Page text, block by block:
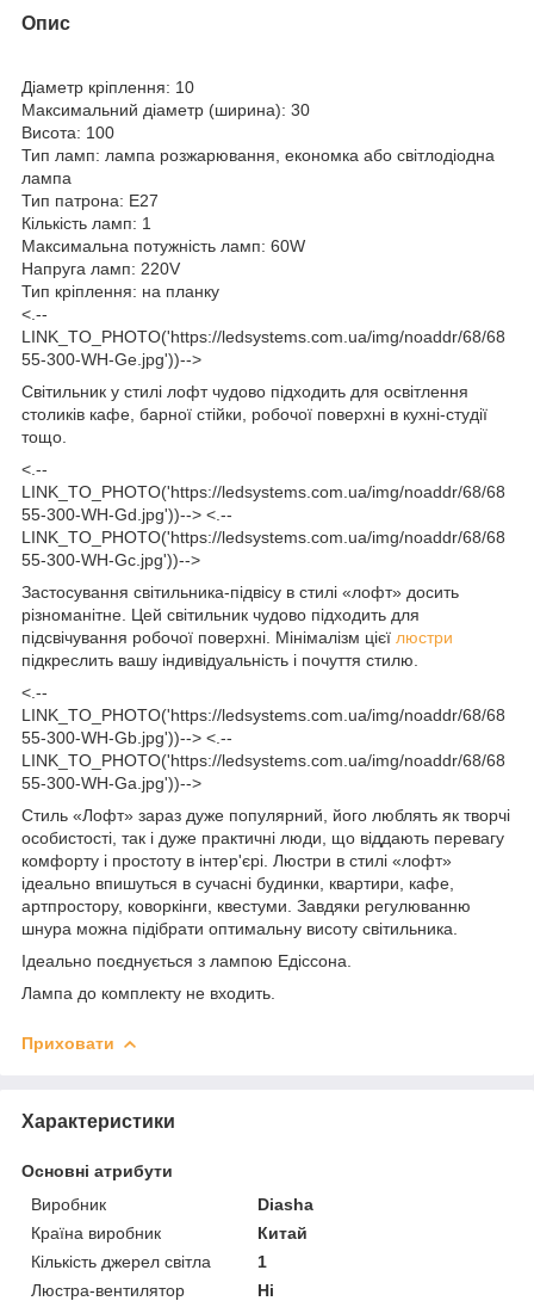
Опис
Діаметр кріплення: 10
Максимальний діаметр (ширина): 30
Висота: 100
Тип ламп: лампа розжарювання, економка або світлодіодна
лампа
Тип патрона: E27
Кількість ламп: 1
Максимальна потужність ламп: 60W
Напруга ламп: 220V
Тип кріплення: на планку
<.--
LINK_TO_PHOTO('https://ledsystems.com.ua/img/noaddr/68/68
55-300-WH-Ge.jpg'))-->
Світильник у стилі лофт чудово підходить для освітлення
столиків кафе, барної стійки, робочої поверхні в кухні-студії
тощо.
<.--
LINK_TO_PHOTO('https://ledsystems.com.ua/img/noaddr/68/68
55-300-WH-Gd.jpg'))--> <.--
LINK_TO_PHOTO('https://ledsystems.com.ua/img/noaddr/68/68
55-300-WH-Gc.jpg'))-->
Застосування світильника-підвісу в стилі «лофт» досить
різноманітне. Цей світильник чудово підходить для
підсвічування робочої поверхні. Мінімалізм цієї люстри
підкреслить вашу індивідуальність і почуття стилю.
<.--
LINK_TO_PHOTO('https://ledsystems.com.ua/img/noaddr/68/68
55-300-WH-Gb.jpg'))--> <.--
LINK_TO_PHOTO('https://ledsystems.com.ua/img/noaddr/68/68
55-300-WH-Ga.jpg'))-->
Стиль «Лофт» зараз дуже популярний, його люблять як творчі
особистості, так і дуже практичні люди, що віддають перевагу
комфорту і простоту в інтер'єрі. Люстри в стилі «лофт»
ідеально впишуться в сучасні будинки, квартири, кафе,
артпростору, коворкінги, квестуми. Завдяки регулюванню
шнура можна підібрати оптимальну висоту світильника.
Ідеально поєднується з лампою Едіссона.
Лампа до комплекту не входить.
Приховати
Характеристики
Основні атрибути
Виробник
Diasha
Країна виробник
Китай
Кількість джерел світла
1
Люстра-вентилятор
Ні